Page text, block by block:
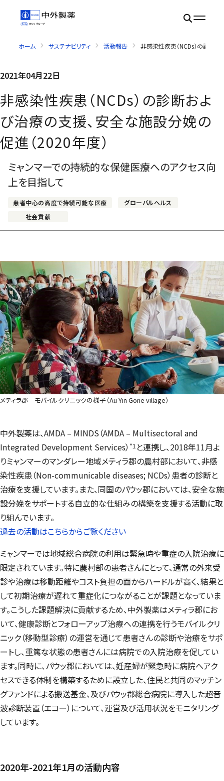
ホーム サステナビリティ 活動報告 非感染性疾患（NCDs）の診断
2021年04月22日
非感染性疾患（NCDs）の診断およ
び治療の支援、安全な施設分娩の
促進（2020年度）
ミャンマーでの持続的な保健医療へのアクセス向
上を目指して
患者中心の高度で持続可能な医療
グローバルヘルス
社会貢献
メティラ郡 モバイルクリニックの様子（Au Yin Gone village）
中外製薬は、AMDA – MINDS（AMDA – Multisectoral and
Integrated Development Services） *1 と連携し、2018年11月よ
りミャンマーのマンダレー地域メティラ郡の農村部において、非感
染性疾患（Non-communicable diseases; NCDs）患者の診断と
治療を支援しています。また、同国のパウッ郡においては、安全な施
設分娩をサポートする自立的な仕組みの構築を支援する活動に取
り組んでいます。
過去の活動はこちらからご覧ください
ミャンマーでは地域総合病院の利用は緊急時や重症の入院治療に
限定されています。特に農村部の患者さんにとって、通常の外来受
診や治療は移動距離やコスト負担の面からハードルが高く、結果と
して初期治療が遅れて重症化につながることが課題となっていま
す。こうした課題解決に貢献するため、中外製薬はメティラ郡にお
いて、健康診断とフォローアップ治療への連携を行うモバイルクリ
ニック（移動型診療）の運営を通じて患者さんの診断や治療をサポ
ートし、重篤な状態の患者さんには病院での入院治療を促してい
ます。同時に、パウッ郡においては、妊産婦が緊急時に病院へアク
セスできる体制を構築するために設立した、住民と共同のマッチン
グファンドによる搬送基金、及びパウッ郡総合病院に導入した超音
波診断装置（エコー）について、運営及び活用状況をモニタリング
しています。
2020年-2021年1月の活動内容